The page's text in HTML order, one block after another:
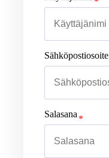
Sähköpostiosoite
Salasana